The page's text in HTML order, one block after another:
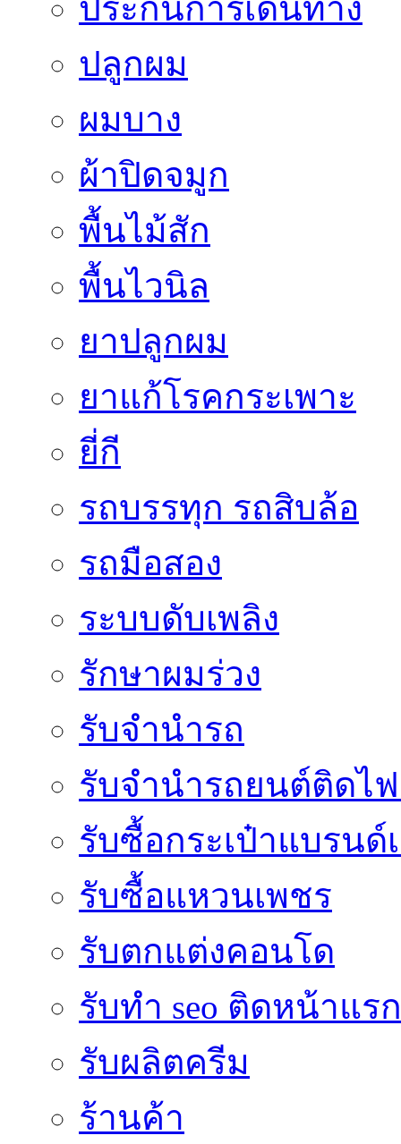
ประกันการเดินทาง
ปลูกผม
ผมบาง
ผ้าปิดจมูก
พื้นไม้สัก
พื้นไวนิล
ยาปลูกผม
ยาแก้โรคกระเพาะ
ยี่กี
รถบรรทุก รถสิบล้อ
รถมือสอง
ระบบดับเพลิง
รักษาผมร่วง
รับจำนำรถ
รับจํานํารถยนต์ติดไ
รับซื้อกระเป๋าแบรนด์
รับซื้อแหวนเพชร
รับตกแต่งคอนโด
รับทำ seo ติดหน้าแรก
รับผลิตครีม
ร้านค้า